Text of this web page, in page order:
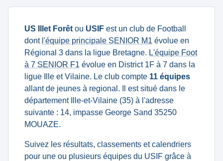
US Illet Forêt ou USIF est un club de Football
dont l'équipe principale SENIOR M1 évolue en
Régional 3 dans la ligue Bretagne. L'équipe Foot
à 7 SENIOR F1 évolue en District 1F à 7 dans la
ligue Ille et Vilaine. Le club compte 11 équipes
allant de jeunes à regional. Il est situé dans le
département Ille-et-Vilaine (35) à l'adresse
suivante : 14, impasse George Sand 35250
MOUAZE.
Suivez les résultats, classements et calendriers
pour une ou plusieurs équipes du USIF grâce à